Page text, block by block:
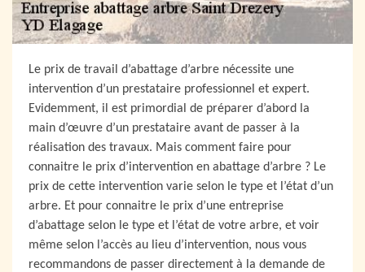
Le prix de travail d’abattage d’arbre nécessite une
intervention d’un prestataire professionnel et expert.
Evidemment, il est primordial de préparer d’abord la
main d’œuvre d’un prestataire avant de passer à la
réalisation des travaux. Mais comment faire pour
connaitre le prix d’intervention en abattage d’arbre ? Le
prix de cette intervention varie selon le type et l’état d’un
arbre. Et pour connaitre le prix d’une entreprise
d’abattage selon le type et l’état de votre arbre, et voir
même selon l’accès au lieu d’intervention, nous vous
recommandons de passer directement à la demande de